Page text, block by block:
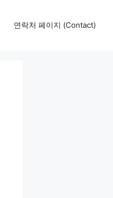
연락처 페이지 (Contact)